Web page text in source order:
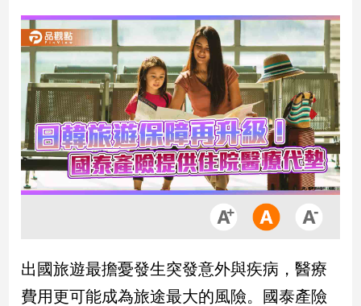
產
經/
股
房
地
產
品
政
治
出國旅遊最擔憂發生突發意外與疾病，醫療
費用更可能成為旅途最大的風險。國泰產險